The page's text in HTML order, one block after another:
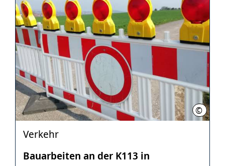
©
Verkehr
Bauarbeiten an der K113 in